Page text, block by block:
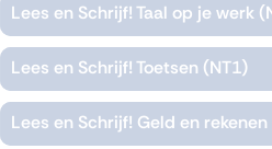
Lees en Schrijf! Taal op je werk
Lees en Schrijf! Toetsen (NT1)
Lees en Schrijf! Geld en rekenen